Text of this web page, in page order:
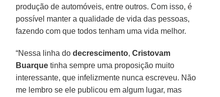
produção de automóveis, entre outros. Com isso, é
possível manter a qualidade de vida das pessoas,
fazendo com que todos tenham uma vida melhor.
“Nessa linha dodecrescimento,Cristovam
Buarque tinha sempre uma proposição muito
interessante, que infelizmente nunca escreveu. Não
me lembro se ele publicou em algum lugar, mas